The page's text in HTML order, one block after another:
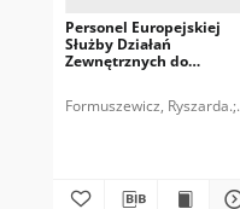
Personel Europejskiej
Służby Działań
Zewnętrznych do
polityki kadrowej
Formuszewicz, Ryszarda.